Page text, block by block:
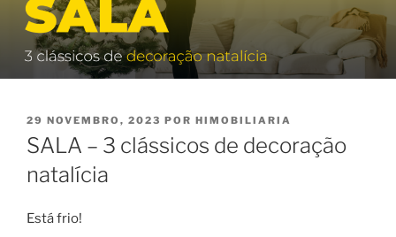
PUBLICADO
EM
29 NOVEMBRO, 2023 POR HIMOBILIARIA
SALA – 3 clássicos de decoração
natalícia
Está frio!